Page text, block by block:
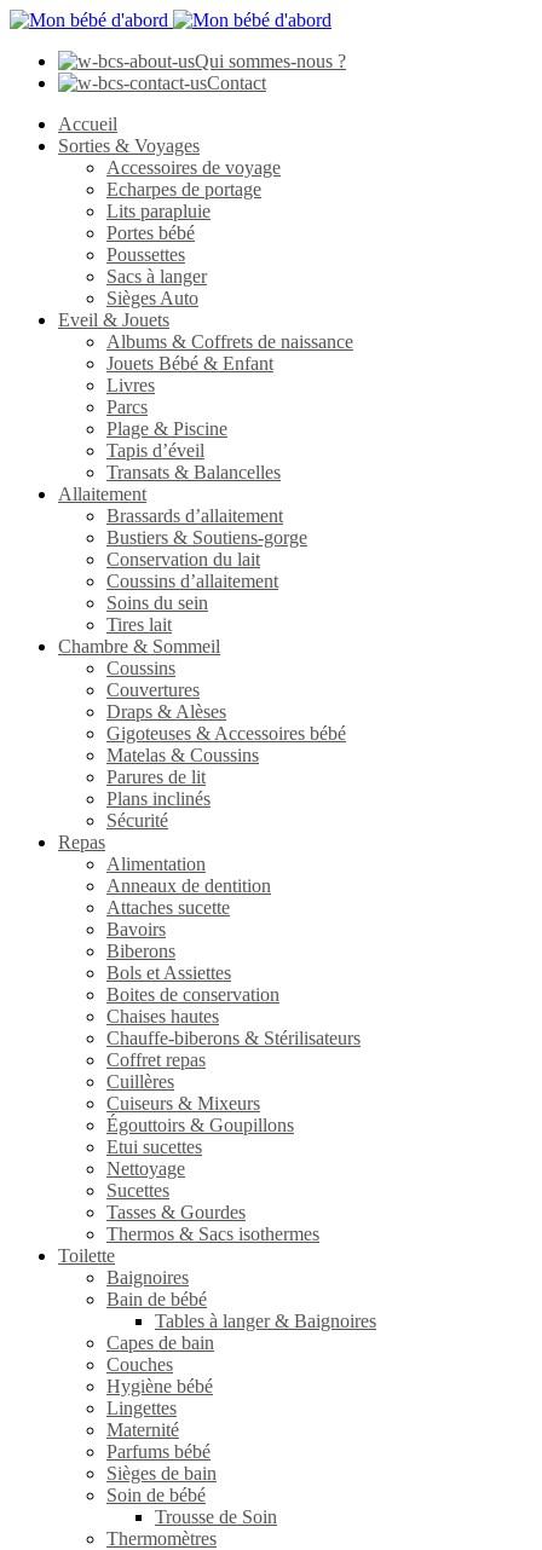
Qui sommes-nous ?
Contact
Accueil
Sorties & Voyages
Accessoires de voyage
Echarpes de portage
Lits parapluie
Portes bébé
Poussettes
Sacs à langer
Sièges Auto
Eveil & Jouets
Albums & Coffrets de naissance
Jouets Bébé & Enfant
Livres
Parcs
Plage & Piscine
Tapis d’éveil
Transats & Balancelles
Allaitement
Brassards d’allaitement
Bustiers & Soutiens-gorge
Conservation du lait
Coussins d’allaitement
Soins du sein
Tires lait
Chambre & Sommeil
Coussins
Couvertures
Draps & Alèses
Gigoteuses & Accessoires bébé
Matelas & Coussins
Parures de lit
Plans inclinés
Sécurité
Repas
Alimentation
Anneaux de dentition
Attaches sucette
Bavoirs
Biberons
Bols et Assiettes
Boites de conservation
Chaises hautes
Chauffe-biberons & Stérilisateurs
Coffret repas
Cuillères
Cuiseurs & Mixeurs
Égouttoirs & Goupillons
Etui sucettes
Nettoyage
Sucettes
Tasses & Gourdes
Thermos & Sacs isothermes
Toilette
Baignoires
Bain de bébé
Tables à langer & Baignoires
Capes de bain
Couches
Hygiène bébé
Lingettes
Maternité
Parfums bébé
Sièges de bain
Soin de bébé
Trousse de Soin
Thermomètres